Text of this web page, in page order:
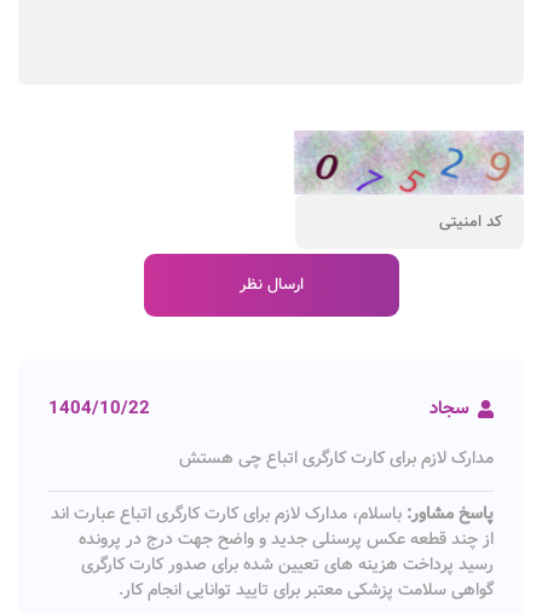
سجاد 1404/10/22
مدارک لازم برای کارت کارگری اتباع چی هستش
پاسخ مشاور: باسلام، مدارک لازم برای کارت کارگری اتباع عبارت اند
از چند قطعه عکس پرسنلی جدید و واضح جهت درج در پرونده
رسید پرداخت هزینه های تعیین شده برای صدور کارت کارگری
گواهی سلامت پزشکی معتبر برای تایید توانایی انجام کار.